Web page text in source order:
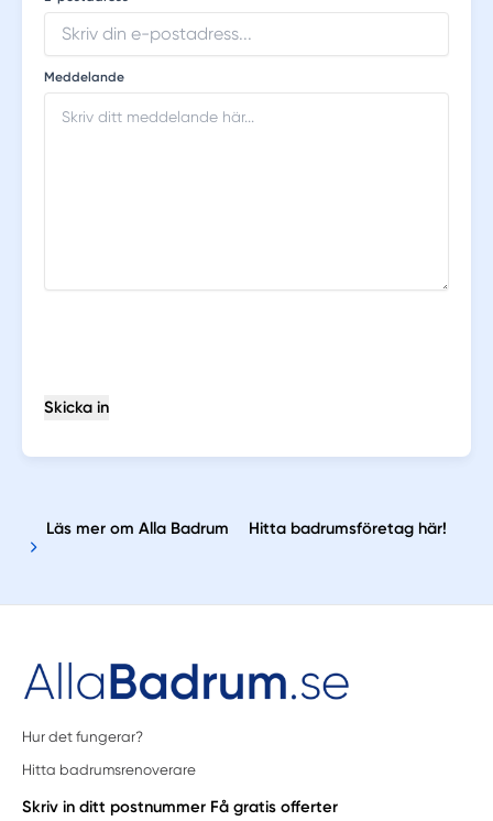
Meddelande
Skicka in
Läs mer om Alla Badrum Hitta badrumsföretag här!
Hur det fungerar?
Hitta badrumsrenoverare
Skriv in ditt postnummer Få gratis offerter